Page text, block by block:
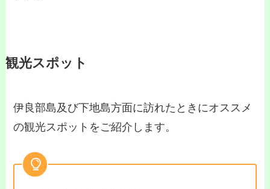
観光スポット
伊良部島及び下地島方面に訪れたときにオススメ
の観光スポットをご紹介します。